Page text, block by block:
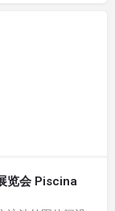
览会 Piscina